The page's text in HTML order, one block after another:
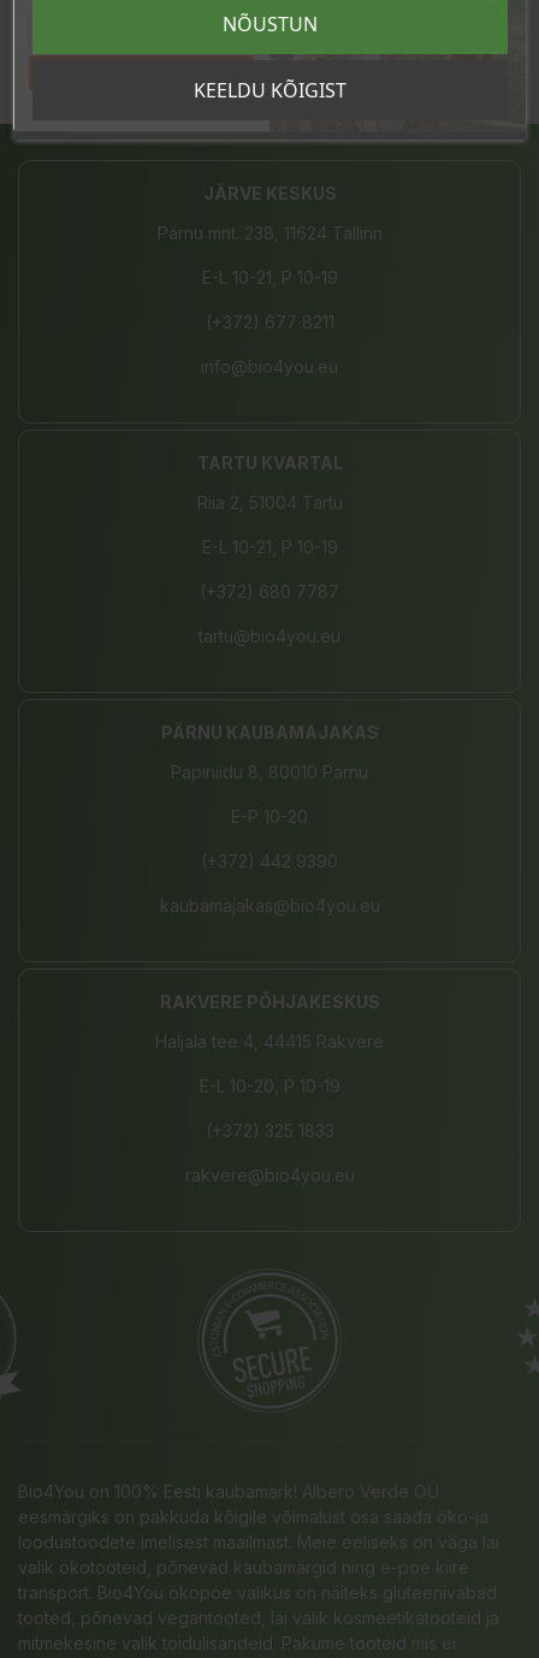
JÄRVE KESKUS
Pärnu mnt. 238, 11624 Tallinn
E-L 10-21, P 10-19
(+372) 677 8211
info@bio4you.eu
TARTU KVARTAL
Riia 2, 51004 Tartu
E-L 10-21, P 10-19
(+372) 680 7787
tartu@bio4you.eu
PÄRNU KAUBAMAJAKAS
Papiniidu 8, 80010 Pärnu
E-P 10-20
(+372) 442 9390
kaubamajakas@bio4you.eu
RAKVERE PÕHJAKESKUS
Haljala tee 4, 44415 Rakvere
E-L 10-20, P 10-19
(+372) 325 1833
rakvere@bio4you.eu
Bio4You on 100% Eesti kaubamärk! Albero Verde OÜ
eesmärgiks on pakkuda kõigile võimalust osa saada öko-ja
loodustoodete imelisest maailmast. Meie eeliseks on väga lai
valik ökotooteid, põnevad kaubamärgid ning e-poe kiire
transport. Bio4You ökopoe valikus on näiteks gluteenivabad
tooted, põnevad vegantooted, lai valik kosmeetikatooteid ja
mitmekesine valik toidulisandeid. Pakume tooteid mis ei
KEELDU KÕIGIST
NÕUSTUN